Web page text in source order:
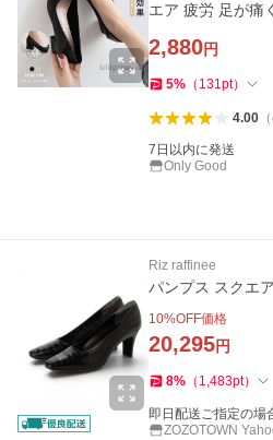
エア 疲労 足が痛
2,880円
5% （ 131pt）
4.00（
7日以内に発送
Only Good
Riz raffinee
パンプス スクエ
10%OFF価格
20,295円
8% （ 1,483pt）
即日配送ご指定の場
ZOZOTOWN